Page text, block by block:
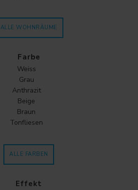
ALLE WOHNRÄUME
Farbe
Weiss
Grau
Anthrazit
Beige
Braun
Tonfliesen
ALLE FARBEN
Effekt